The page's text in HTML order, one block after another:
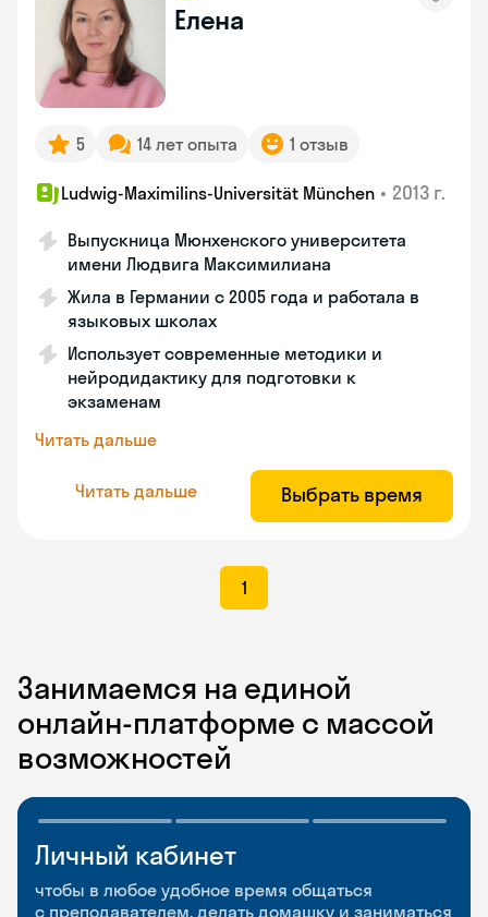
Елена
5 14 лет опыта 1 отзыв
Ludwig-Maximilins-Universität München • 2013 г.
Выпускница Мюнхенского университета
имени Людвига Максимилиана
Жила в Германии с 2005 года и работала в
языковых школах
Использует современные методики и
нейродидактику для подготовки к
экзаменам
Читать дальше
Читать дальше Выбрать время
1
Занимаемся на единой
онлайн-платформе с массой
возможностей
Личный кабинет
чтобы в любое удобное время общаться
с преподавателем, делать домашку и заниматься
Мобильное
приложение
Разговорные клубы
и Talks